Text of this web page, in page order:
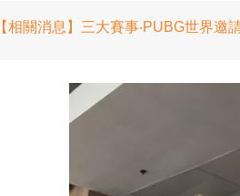
【相關消息】三大賽事‧PUBG世界